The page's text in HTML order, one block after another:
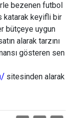
bezenen futbol
katarak keyifli bir
bütçeye uygun
alarak tarzını
gösteren sen
sitesinden alarak